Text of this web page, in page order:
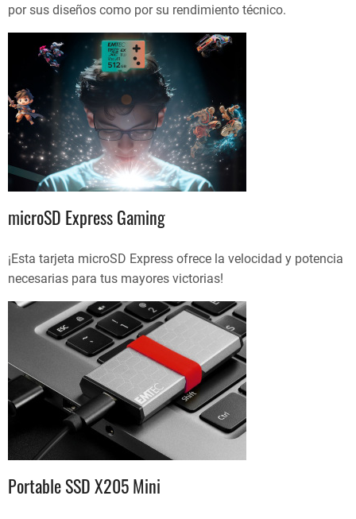
por sus diseños como por su rendimiento técnico.
microSD Express Gaming
¡Esta tarjeta microSD Express ofrece la velocidad y potencia
necesarias para tus mayores victorias!
Portable SSD X205 Mini